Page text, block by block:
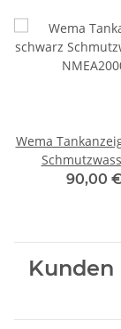
Wema
NMEA2000
90,00